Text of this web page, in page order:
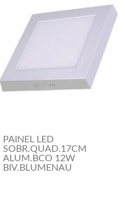
PAINEL LED
SOBR.QUAD.17CM
ALUM.BCO 12W
BIV.BLUMENAU